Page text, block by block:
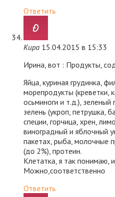
Ответить
Кира 15.04.2015 в 15:33
Ирина, вот : Продукты,
Яйца, куриная грудинка,
морепродукты (креветки,
осьминоги и т.д.),
зелень (укроп, петрушка,
специи, горчица, хрен,
виноградный и яблочный
пакетах, рыба, молочные
(до 2%), протеин.
Клетатка, я так понимаю,
Можно,соответственно
Ответить